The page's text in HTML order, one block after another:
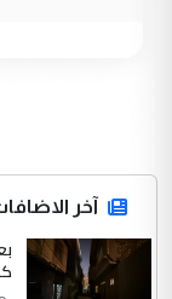
التعليق :
للوزاره
الاستماع
الموضوع :
آخر